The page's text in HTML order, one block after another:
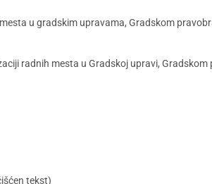
u gradskim upravama, Gradskom
radnih mesta u Gradskoj upravi,
tekst)